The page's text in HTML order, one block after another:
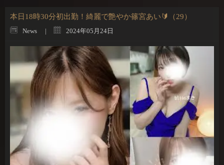
本日18時30分初出勤！綺麗で艶やか篠宮あい🔰（29）
News 2024年05月24日